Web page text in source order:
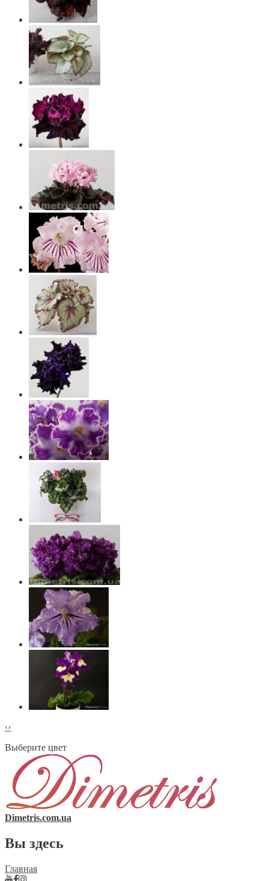
‹›
Выберите цвет
Dimetris.com.ua
Вы здесь
Главная